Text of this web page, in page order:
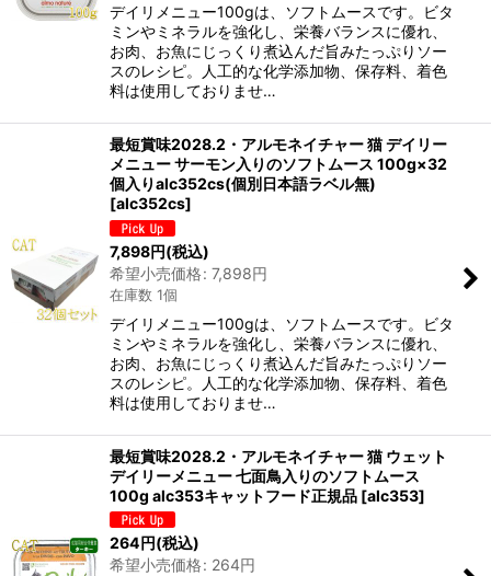
デイリメニュー100gは、ソフトムースです。ビタ
ミンやミネラルを強化し、栄養バランスに優れ、
お肉、お魚にじっくり煮込んだ旨みたっぷりソー
スのレシピ。人工的な化学添加物、保存料、着色
料は使用しておりませ…
最短賞味2028.2・アルモネイチャー 猫 デイリー
メニュー サーモン入りのソフトムース 100g×32
個入りalc352cs(個別日本語ラベル無)
[alc352cs]
7,898円(税込)
希望小売価格: 7,898円
在庫数 1個
デイリメニュー100gは、ソフトムースです。ビタ
ミンやミネラルを強化し、栄養バランスに優れ、
お肉、お魚にじっくり煮込んだ旨みたっぷりソー
スのレシピ。人工的な化学添加物、保存料、着色
料は使用しておりませ…
最短賞味2028.2・アルモネイチャー 猫 ウェット
デイリーメニュー 七面鳥入りのソフトムース
100g alc353キャットフード正規品 [alc353]
264円(税込)
希望小売価格: 264円